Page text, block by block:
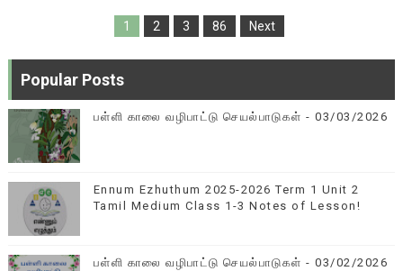
1 2 3 86 Next
Popular Posts
பள்ளி காலை வழிபாட்டு செயல்பாடுகள் - 03/03/2026
Ennum Ezhuthum 2025-2026 Term 1 Unit 2
Tamil Medium Class 1-3 Notes of Lesson!
பள்ளி காலை வழிபாட்டு செயல்பாடுகள் - 03/02/2026